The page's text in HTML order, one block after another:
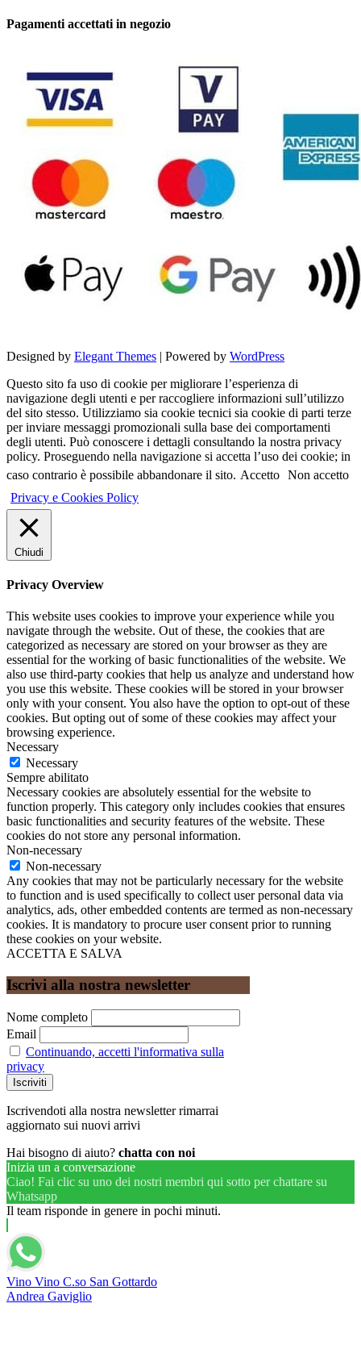
Pagamenti accettati in negozio
Designed by Elegant Themes | Powered by WordPress
Questo sito fa uso di cookie per migliorare l’esperienza di
navigazione degli utenti e per raccogliere informazioni sull’utilizzo
del sito stesso. Utilizziamo sia cookie tecnici sia cookie di parti terze
per inviare messaggi promozionali sulla base dei comportamenti
degli utenti. Può conoscere i dettagli consultando la nostra privacy
policy. Proseguendo nella navigazione si accetta l’uso dei cookie; in
caso contrario è possibile abbandonare il sito. Accetto Non accetto
Privacy e Cookies Policy
Chiudi
Privacy Overview
This website uses cookies to improve your experience while you
navigate through the website. Out of these, the cookies that are
categorized as necessary are stored on your browser as they are
essential for the working of basic functionalities of the website. We
also use third-party cookies that help us analyze and understand how
you use this website. These cookies will be stored in your browser
only with your consent. You also have the option to opt-out of these
cookies. But opting out of some of these cookies may affect your
browsing experience.
Necessary
Necessary
Sempre abilitato
Necessary cookies are absolutely essential for the website to
function properly. This category only includes cookies that ensures
basic functionalities and security features of the website. These
cookies do not store any personal information.
Non-necessary
Non-necessary
Any cookies that may not be particularly necessary for the website
to function and is used specifically to collect user personal data via
analytics, ads, other embedded contents are termed as non-necessary
cookies. It is mandatory to procure user consent prior to running
these cookies on your website.
ACCETTA E SALVA
Iscrivi alla nostra newsletter
Nome completo
Email
Continuando, accetti l'informativa sulla
privacy
Iscrivendoti alla nostra newsletter rimarrai
aggiornato sui nuovi arrivi
Hai bisogno di aiuto? chatta con noi
Inizia un a conversazione
Ciao! Fai clic su uno dei nostri membri qui sotto per chattare su
Whatsapp
Il team risponde in genere in pochi minuti.
Vino Vino C.so San Gottardo
Andrea Gaviglio